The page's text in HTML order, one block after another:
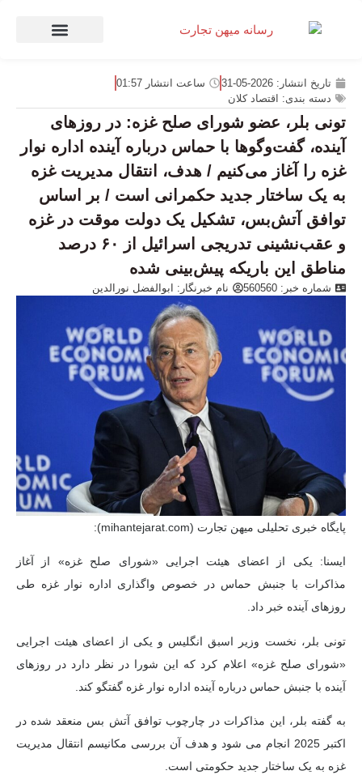
تاریخ انتشار: 2026-05-31 ساعت انتشار 01:57
دسته بندی: اقتصاد کلان
تونی بلر، عضو شورای صلح غزه: در روزهای
آینده، گفت‌وگوها با حماس درباره آینده اداره نوار
غزه را آغاز می‌کنیم / هدف، انتقال مدیریت غزه
به یک ساختار جدید حکمرانی است / بر اساس
توافق آتش‌بس، تشکیل یک دولت موقت در غزه
و عقب‌نشینی تدریجی اسرائیل از ۶۰ درصد
مناطق این باریکه پیش‌بینی شده
شماره خبر: 560560 نام خبرنگار: ابوالفضل نورالدین
پایگاه خبری تحلیلی میهن تجارت (mihantejarat.com):
ایسنا: یکی از اعضای هیئت اجرایی «شورای صلح غزه» از آغاز
مذاکرات با جنبش حماس در خصوص واگذاری اداره نوار غزه طی
روزهای آینده خبر داد.
تونی بلر، نخست وزیر اسبق انگلیس و یکی از اعضای هیئت اجرایی
«شورای صلح غزه» اعلام کرد که این شورا در نظر دارد در روزهای
آینده با جنبش حماس درباره آینده اداره نوار غزه گفتگو کند.
به گفته بلر، این مذاکرات در چارچوب توافق آتش بس منعقد شده در
اکتبر 2025 انجام می شود و هدف آن بررسی مکانیسم انتقال مدیریت
غزه به یک ساختار جدید حکومتی است.